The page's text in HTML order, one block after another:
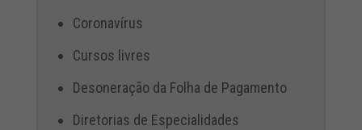
Coronavírus
Cursos livres
Desoneração da Folha de Pagamento
Diretorias de Especialidades